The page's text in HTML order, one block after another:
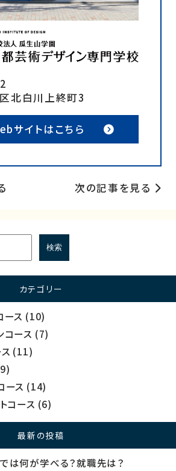
北白川上終町3
サイトはこちら
次の記事を見る
カテゴリー
ース (10)
コース (7)
(11)
ース (14)
コース (6)
最新の投稿
は何が学べる？就職先は？